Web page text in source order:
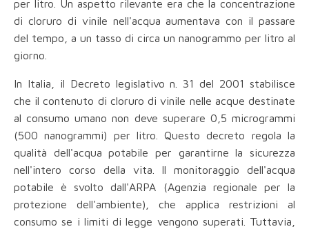
per litro. Un aspetto rilevante era che la concentrazione
di cloruro di vinile nell'acqua aumentava con il passare
del tempo, a un tasso di circa un nanogrammo per litro al
giorno.
In Italia, il Decreto legislativo n. 31 del 2001 stabilisce
che il contenuto di cloruro di vinile nelle acque destinate
al consumo umano non deve superare 0,5 microgrammi
(500 nanogrammi) per litro. Questo decreto regola la
qualità dell'acqua potabile per garantirne la sicurezza
nell'intero corso della vita. Il monitoraggio dell'acqua
potabile è svolto dall'ARPA (Agenzia regionale per la
protezione dell'ambiente), che applica restrizioni al
consumo se i limiti di legge vengono superati. Tuttavia,